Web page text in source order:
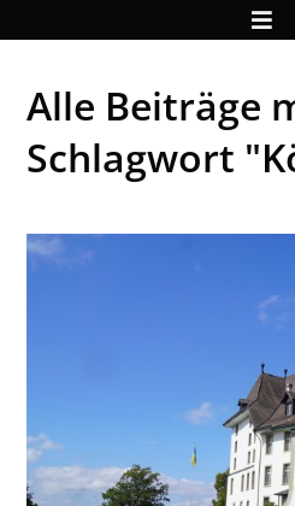
Alle Beiträge
Schlagwort